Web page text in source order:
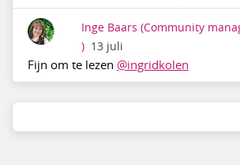
Inge Baars (Community
) 13 juli
Fijn om te lezen @ingridkolen